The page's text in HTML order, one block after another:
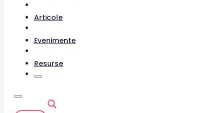
Articole
Evenimente
Resurse